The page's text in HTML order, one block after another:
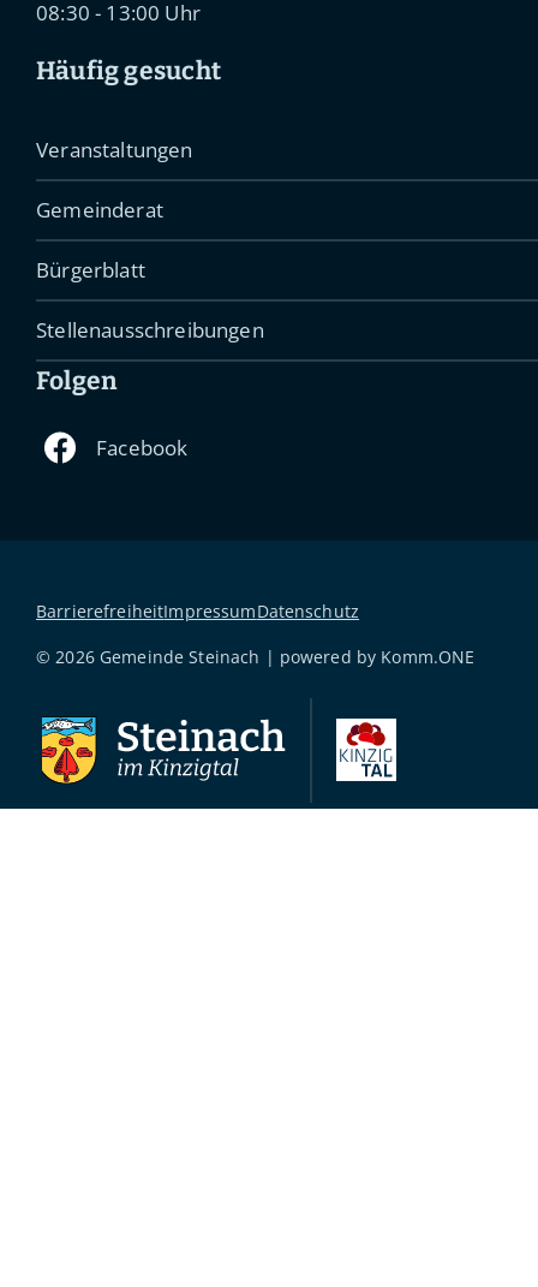
08:30 - 13:00 Uhr
Häufig gesucht
Veranstaltungen
Gemeinderat
Bürgerblatt
Stellenausschreibungen
Folgen
BarrierefreiheitImpressumDatenschutz
© 2026 Gemeinde Steinach | powered by Komm.ONE